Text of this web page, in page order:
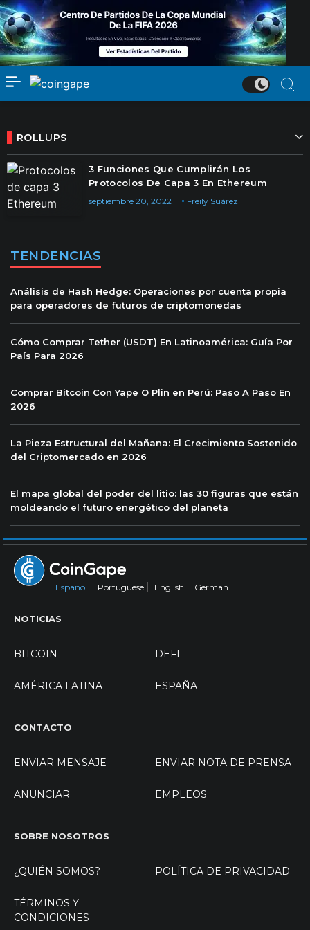
ROLLUPS
3 Funciones Que Cumplirán Los
Protocolos De Capa 3 En Ethereum
Freily Suárez
septiembre 20, 2022
TENDENCIAS
Análisis de Hash Hedge: Operaciones por cuenta propia
para operadores de futuros de criptomonedas
Cómo Comprar Tether (USDT) En Latinoamérica: Guía Por
País Para 2026
Comprar Bitcoin Con Yape O Plin en Perú: Paso A Paso En
2026
La Pieza Estructural del Mañana: El Crecimiento Sostenido
del Criptomercado en 2026
El mapa global del poder del litio: las 30 figuras que están
moldeando el futuro energético del planeta
Español Portuguese English German
NOTICIAS
BITCOIN DEFI
AMÉRICA LATINA ESPAÑA
CONTACTO
ENVIAR MENSAJE ENVIAR NOTA DE PRENSA
ANUNCIAR EMPLEOS
SOBRE NOSOTROS
¿QUIÉN SOMOS? POLÍTICA DE PRIVACIDAD
TÉRMINOS Y
CONDICIONES